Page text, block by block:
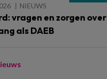
NIEUWS
vragen en zorgen over
als DAEB